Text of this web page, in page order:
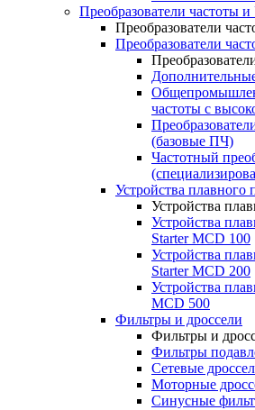
Преобразователи частоты
Преобразователи
Преобразователи
частоты с
(базовые ПЧ)
Частотный
Устройства плавного
Устройства
Устройства
Starter MCD 100
Устройства
Starter MCD 200
Устройства
MCD 500
Фильтры и дроссели
Фильтры и
Фильтры
Сетевые
Моторные
Синусные